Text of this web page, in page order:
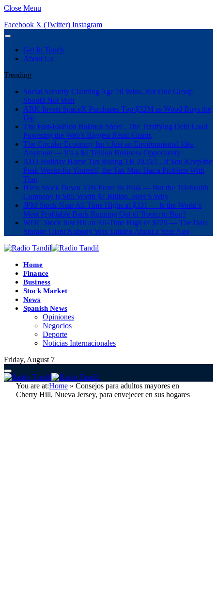
Close Menu
Facebook X (Twitter) Instagram
Get In Touch
About Us
Trending
Social Security Claiming Age 70 Wins, But One Group
Should Not Wait
ARK Invest SpaceX Purchases Top $32M as Wood Buys the
Dip
The Fast-Fashion Balance Sheet , The Terrifying Debt Load
Powering the Web’s Biggest Retail Giants
The Circular Economy Isn’t Just an Environmental Idea
Anymore — It’s a $4 Trillion Business Opportunity
ATO Holiday Home Tax Ruling TR 2026/1 , If You Keep the
Peak Weeks for Yourself, the Tax Man Has a Problem With
That
Hims Stock Down 55% From Its Peak — But the Telehealth
Company Is Still Worth $7 Billion. Here’s Why
JPM Stock Near All-Time Highs at $331 — Is the World’s
Most Profitable Bank Running Out of Room to Run?
WDC Stock Just Hit an All-Time High of $729 — The Data
Storage Giant Nobody Was Talking About a Year Ago
Home
Finance
Business
Stock Market
News
Spanish News
Opiniones
Negocios
Deporte
Noticias Internacionales
Friday, August 7
You are at:Home » Consejos para adultos mayores en
Cherry Hill, Nueva Jersey, para envejecer en sus hogares